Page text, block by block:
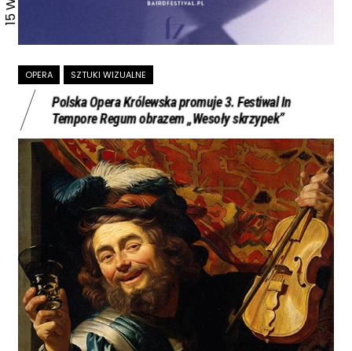
OPERA SZTUKI WIZUALNE
Polska Opera Królewska promuje 3. Festiwal In
Tempore Regum obrazem „Wesoły skrzypek”